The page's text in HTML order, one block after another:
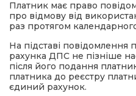
Платник має право
про відмову від
раз протягом
На підставі
рахунка ДПС не пізніше
після його подання
платника до реєстру
єдиний рахунок.